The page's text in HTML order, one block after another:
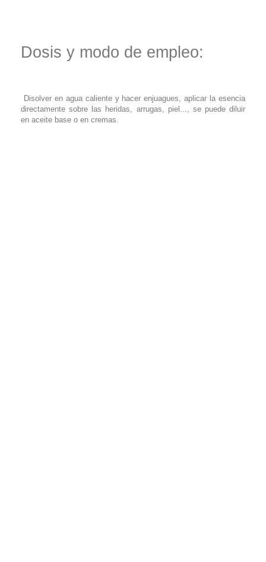
Dosis y modo de empleo:
Disolver en agua caliente y hacer enjuagues, aplicar la esencia
directamente sobre las heridas, arrugas, piel..., se puede diluir
en aceite base o en cremas.